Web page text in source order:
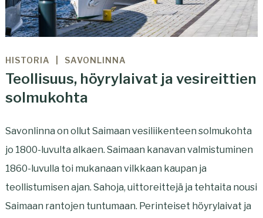
HISTORIA SAVONLINNA
Teollisuus, höyrylaivat ja vesireittien
solmukohta
Savonlinna on ollut Saimaan vesiliikenteen solmukohta
jo 1800-luvulta alkaen. Saimaan kanavan valmistuminen
1860-luvulla toi mukanaan vilkkaan kaupan ja
teollistumisen ajan. Sahoja, uittoreittejä ja tehtaita nousi
Saimaan rantojen tuntumaan. Perinteiset höyrylaivat ja